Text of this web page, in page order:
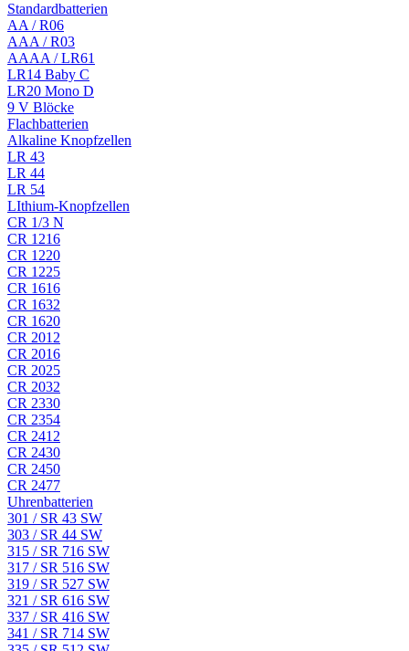
Standardbatterien
AA / R06
AAA / R03
AAAA / LR61
LR14 Baby C
LR20 Mono D
9 V Blöcke
Flachbatterien
Alkaline Knopfzellen
LR 43
LR 44
LR 54
LIthium-Knopfzellen
CR 1/3 N
CR 1216
CR 1220
CR 1225
CR 1616
CR 1632
CR 1620
CR 2012
CR 2016
CR 2025
CR 2032
CR 2330
CR 2354
CR 2412
CR 2430
CR 2450
CR 2477
Uhrenbatterien
301 / SR 43 SW
303 / SR 44 SW
315 / SR 716 SW
317 / SR 516 SW
319 / SR 527 SW
321 / SR 616 SW
337 / SR 416 SW
341 / SR 714 SW